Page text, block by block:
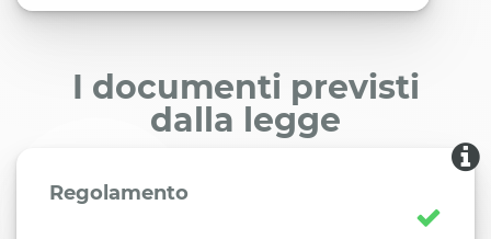
I documenti previsti
dalla legge
Regolamento